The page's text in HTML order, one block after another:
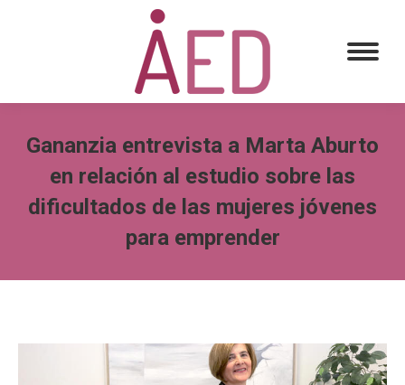
Gananzia entrevista a Marta Aburto
en relación al estudio sobre las
dificultados de las mujeres jóvenes
para emprender